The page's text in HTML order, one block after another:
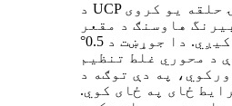
د UCP بیرنگ بهرنۍ حلقه یو کروی
هاوسنګ د مقعر
سطحې سره یوځای کیږي. دا جوړښت د 0.5°
2° پورې د محوري غلط تنظیم
په دې توګه د
ځای په ځای کوي.